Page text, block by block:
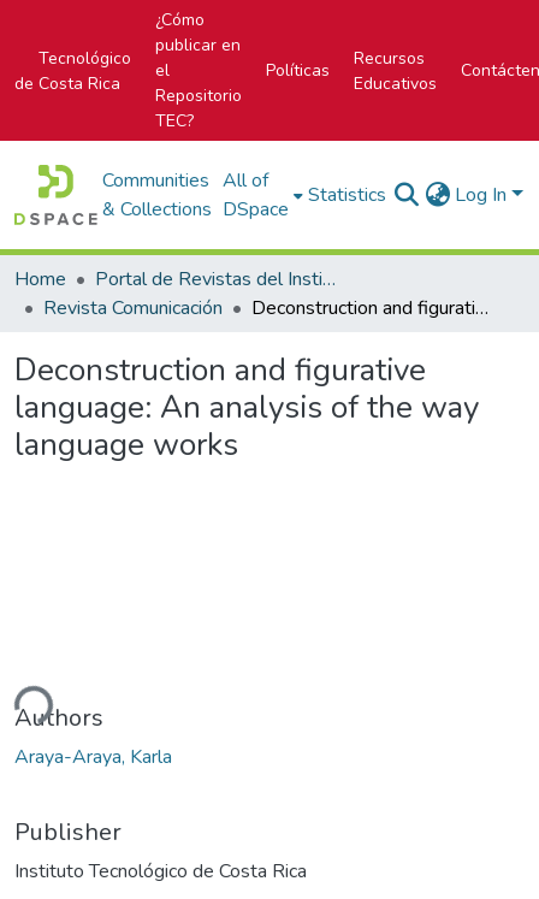
Tecnológico
de Costa Rica
¿Cómo
publicar en
el
Repositorio
TEC?
Políticas
Recursos
Educativos
Communities
& Collections
All of
DSpace
Statistics Log In
Home
Portal de Revistas del Instituto Tecnológico de Costa Rica
Revista Comunicación
Deconstruction and figurative language: An analysis of the way language works
Deconstruction and figurative
language: An analysis of the way
language works
Authors
Araya-Araya, Karla
Publisher
Instituto Tecnológico de Costa Rica